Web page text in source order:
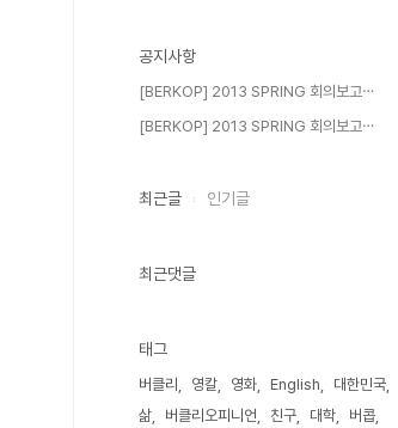
공지사항
[BERKOP] 2013 SPRING 회의보고⋯
[BERKOP] 2013 SPRING 회의보고⋯
최근글 인기글
최근댓글
태그
버클리 영칼 영화 English
대한민국
삶
버클리오피니언 친구 대학
버콥